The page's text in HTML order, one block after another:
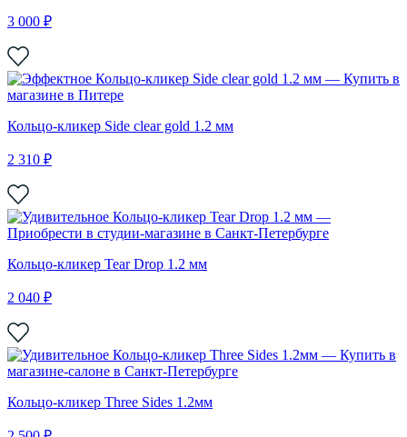
3 000 ₽
Кольцо-кликер Side clear gold 1.2 мм
2 310 ₽
Кольцо-кликер Tear Drop 1.2 мм
2 040 ₽
Кольцо-кликер Three Sides 1.2мм